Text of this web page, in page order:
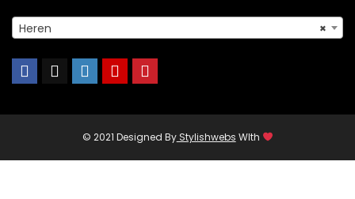
×
Heren
© 2021 Designed ByStylishwebs WIth